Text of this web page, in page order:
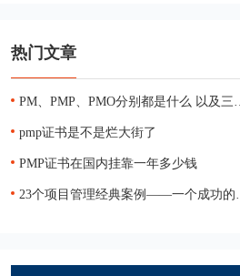
热门文章
pmp证书是不是烂大街了
PMP证书在国内挂靠一年多少钱